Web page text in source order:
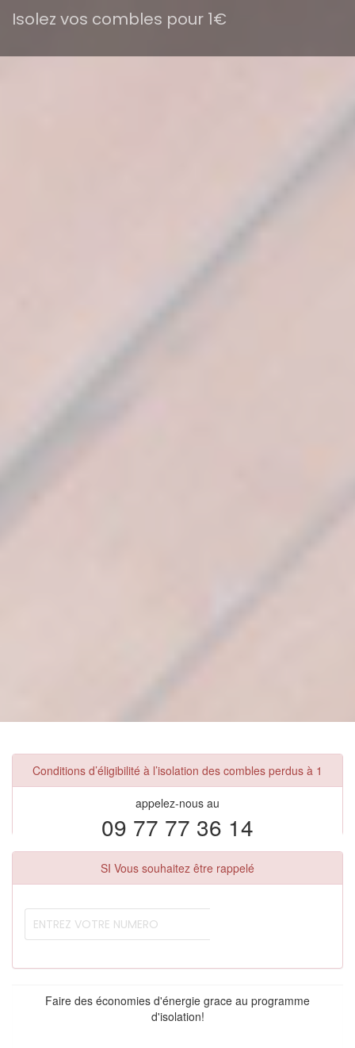
Isolez vos combles pour 1€
Conditions d’éligibilité à l’isolation des combles perdus à 1
appelez-nous au
09 77 77 36 14
SI Vous souhaitez être rappelé
Faire des économies d'énergie grace au programme
d'isolation!